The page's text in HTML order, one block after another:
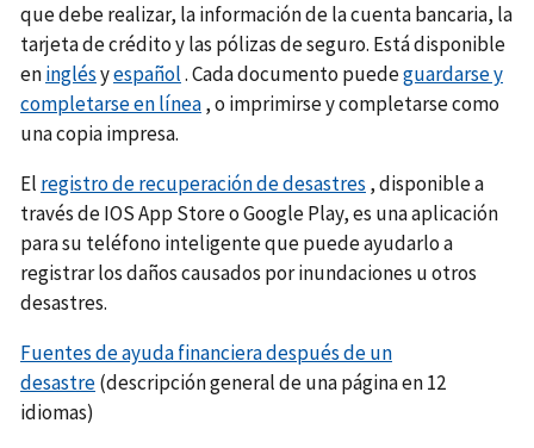
que debe realizar, la información de la cuenta bancaria, la
tarjeta de crédito y las pólizas de seguro. Está disponible
eninglésyespañol. Cada documento puedeguardarse y
completarse en línea, o imprimirse y completarse como
una copia impresa.
El registro de recuperación de desastres , disponible a
través de IOS App Store o Google Play, es una aplicación
para su teléfono inteligente que puede ayudarlo a
registrar los daños causados ​​por inundaciones u otros
desastres.
Fuentes de ayuda financiera después de un
desastre(descripción general de una página en 12
idiomas)